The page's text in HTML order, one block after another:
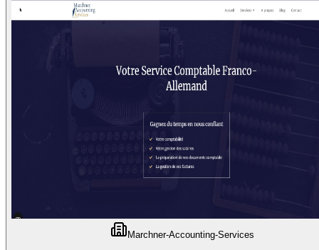
Marchner-Accounting-Services